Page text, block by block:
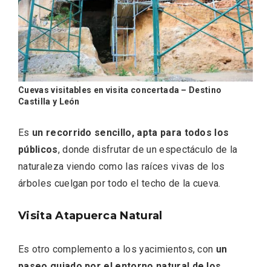
Cuevas visitables en visita concertada – Destino
Castilla y León
Es un recorrido sencillo, apta para todos los
públicos, donde disfrutar de un espectáculo de la
naturaleza viendo como las raíces vivas de los
árboles cuelgan por todo el techo de la cueva.
Visita Atapuerca Natural
Es otro complemento a los yacimientos, con un
Moradillo de Roa